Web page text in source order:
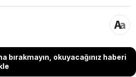
bırakmayın, okuyacağınız haberi